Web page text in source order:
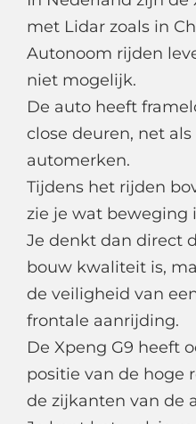
met Lidar zoals in
Autonoom rijden
niet mogelijk.
De auto heeft
close deuren, net
automerken.
Tijdens het rijden
zie je wat beweging
Je denkt dan direct
bouw kwaliteit is,
de veiligheid van
frontale aanrijding.
De Xpeng G9 heeft
positie van de hoge
de zijkanten van de